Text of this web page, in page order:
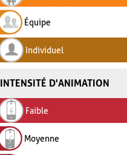
Équipe
Individuel
INTENSITÉ D'ANIMATION
Faible
Moyenne